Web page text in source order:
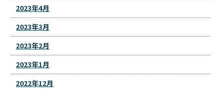
2023年4月
2023年3月
2023年2月
2023年1月
2022年12月